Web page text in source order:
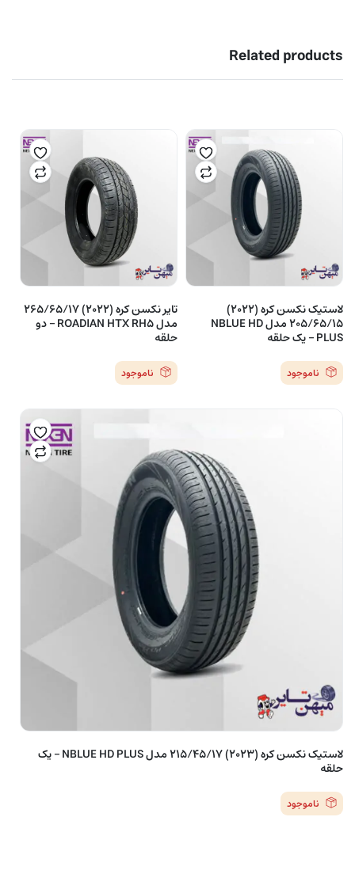
Related products
لاستیک نکسن کره (2022)
205/65/15 مدل NBLUE HD
PLUS – یک حلقه
ناموجود
تایر نکسن کره (2022) 265/65/17
مدل ROADIAN HTX RH5 – دو
حلقه
ناموجود
لاستیک نکسن کره (2023) 215/45/17 مدل NBLUE HD PLUS – یک
حلقه
ناموجود